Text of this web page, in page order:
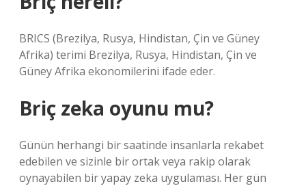
BRICS (Brezilya, Rusya, Hindistan, Çin ve Güney
Afrika) terimi Brezilya, Rusya, Hindistan, Çin ve
Güney Afrika ekonomilerini ifade eder.
Briç zeka oyunu mu?
Günün herhangi bir saatinde insanlarla rekabet
edebilen ve sizinle bir ortak veya rakip olarak
oynayabilen bir yapay zeka uygulaması. Her gün